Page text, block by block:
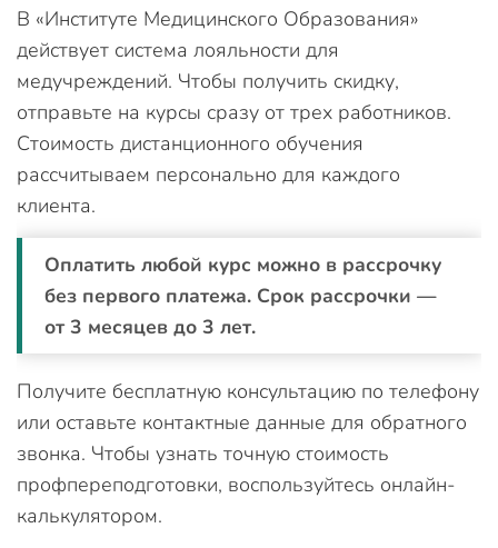
В «Институте Медицинского Образования»
действует система лояльности для
медучреждений. Чтобы получить скидку,
отправьте на курсы сразу от трех работников.
Стоимость дистанционного обучения
рассчитываем персонально для каждого
клиента.
Оплатить любой курс можно в рассрочку
без первого платежа. Срок рассрочки —
от 3 месяцев до 3 лет.
Получите бесплатную консультацию по телефону
или оставьте контактные данные для обратного
звонка. Чтобы узнать точную стоимость
профпереподготовки, воспользуйтесь онлайн-
калькулятором.